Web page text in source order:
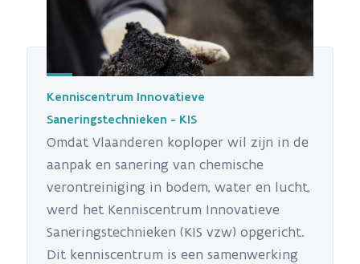
Kenniscentrum Innovatieve
Saneringstechnieken - KIS
Omdat Vlaanderen koploper wil zijn in de
aanpak en sanering van chemische
verontreiniging in bodem, water en lucht,
werd het Kenniscentrum Innovatieve
Saneringstechnieken (KIS vzw) opgericht.
Dit kenniscentrum is een samenwerking